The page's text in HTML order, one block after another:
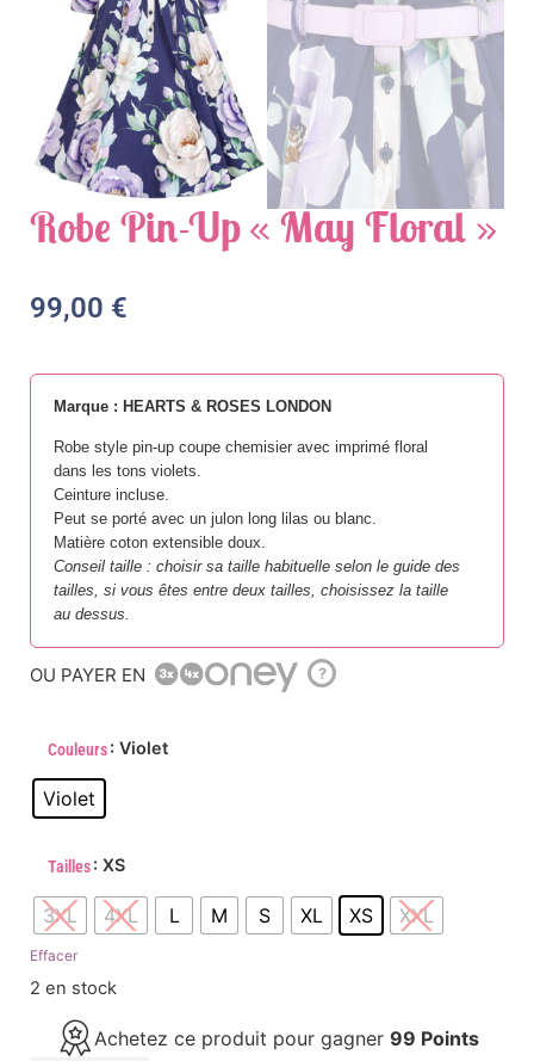
Robe Pin-Up « May Floral »
99,00 €
Marque : HEARTS & ROSES LONDON
Robe style pin-up coupe chemisier avec imprimé floral
dans les tons violets.
Ceinture incluse.
Peut se porté avec un julon long lilas ou blanc.
Matière coton extensible doux.
Conseil taille : choisir sa taille habituelle selon le guide des
tailles, si vous êtes entre deux tailles, choisissez la taille
au dessus.
OU PAYER EN ?
Couleurs: Violet
Violet
Tailles: XS
3XL 4XL L M S XL XS XXL
Effacer
2 en stock
Achetez ce produit pour gagner 99 Points